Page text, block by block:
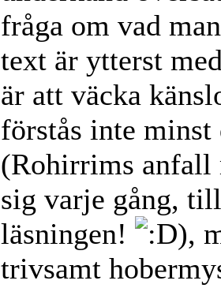
fråga om vad
text är ytterst
är att väcka
förstås inte minst
(Rohirrims anfall
sig varje gång,
läsningen!
),
trivsamt